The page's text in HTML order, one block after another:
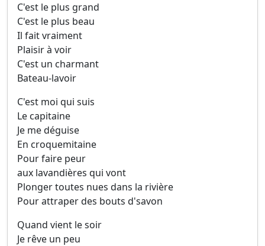
C'est le plus grand
C'est le plus beau
Il fait vraiment
Plaisir à voir
C'est un charmant
Bateau-lavoir
C'est moi qui suis
Le capitaine
Je me déguise
En croquemitaine
Pour faire peur
aux lavandières qui vont
Plonger toutes nues dans la rivière
Pour attraper des bouts d'savon
Quand vient le soir
Je rêve un peu